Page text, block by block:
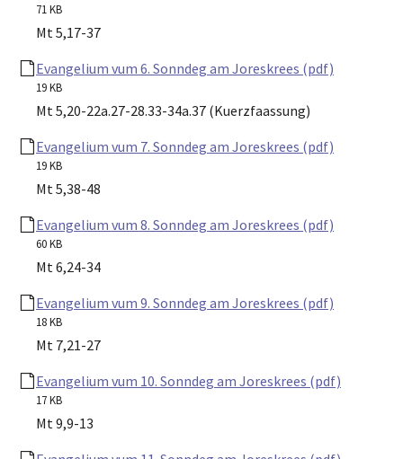
71 KB
Mt 5,17-37
Evangelium vum 6. Sonndeg am Joreskrees (pdf)
19 KB
Mt 5,20-22a.27-28.33-34a.37 (Kuerzfaassung)
Evangelium vum 7. Sonndeg am Joreskrees (pdf)
19 KB
Mt 5,38-48
Evangelium vum 8. Sonndeg am Joreskrees (pdf)
60 KB
Mt 6,24-34
Evangelium vum 9. Sonndeg am Joreskrees (pdf)
18 KB
Mt 7,21-27
Evangelium vum 10. Sonndeg am Joreskrees (pdf)
17 KB
Mt 9,9-13